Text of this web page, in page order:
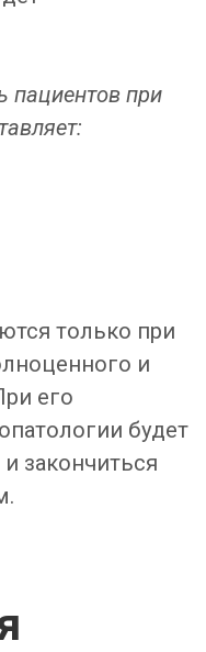
пациентов при
только при
и
его
будет
закончиться